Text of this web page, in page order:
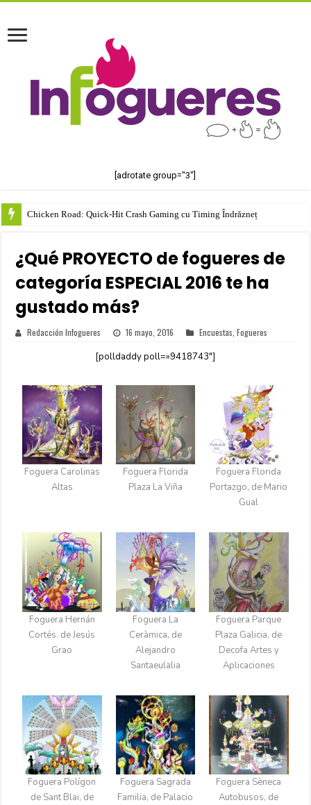
[adrotate group="3"]
Chicken Road: Quick‑Hit Crash Gaming cu Timing Îndrăzneț
¿Qué PROYECTO de fogueres de
categoría ESPECIAL 2016 te ha
gustado más?
Redacción Infogueres 16 mayo, 2016 Encuestas ,Fogueres
[polldaddy poll=»9418743″]
Foguera Carolinas
Altas
Foguera Florida
Plaza La Viña
Foguera Florida
Portazgo, de Mario
Gual
Foguera Hernán
Cortés. de Jesús
Grao
Foguera La
Ceràmica, de
Alejandro
Santaeulalia
Foguera Parque
Plaza Galicia, de
Decofa Artes y
Aplicaciones
Foguera Polígon
de Sant Blai, de
Foguera Sagrada
Familia, de Palacio
Foguera Sèneca
Autobusos, de